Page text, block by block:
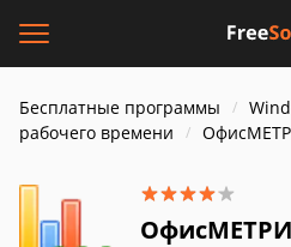
Бесплатные программы
рабочего времени